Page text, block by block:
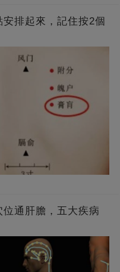
排起來，記住按2個
通肝膽，五大疾病